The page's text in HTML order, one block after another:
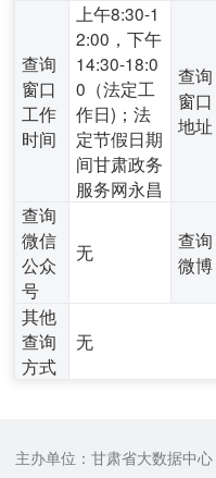
查询
窗口
工作
时间
上午8:30-1
2:00，下午
14:30-18:0
0（法定工
作日)；法
定节假日期
间甘肃政务
服务网永昌
查询
窗口
地址
查询
微信
公众
号
无
查询
微博
其他
查询
方式
无
主办单位：甘肃省大数据中心